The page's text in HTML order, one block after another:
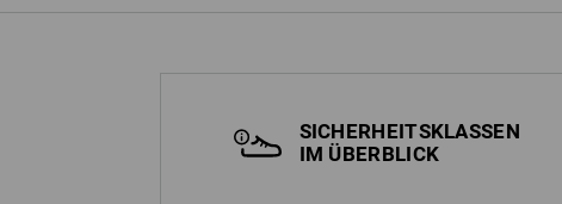
SICHERHEITSKLASSEN
IM ÜBERBLICK